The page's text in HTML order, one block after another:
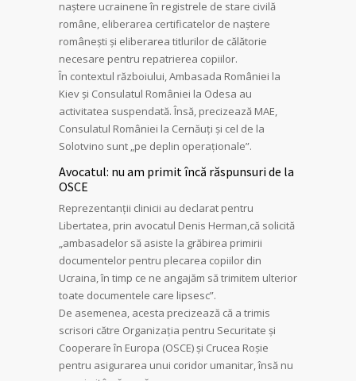
naștere ucrainene în registrele de stare civilă
române, eliberarea certificatelor de naștere
românești și eliberarea titlurilor de călătorie
necesare pentru repatrierea copiilor.
În contextul războiului, Ambasada României la
Kiev și Consulatul României la Odesa au
activitatea suspendată. Însă, precizează MAE,
Consulatul României la Cernăuți și cel de la
Solotvino sunt „pe deplin operaționale”.
Avocatul: nu am primit încă răspunsuri de la
OSCE
Reprezentanții clinicii au declarat pentru
Libertatea, prin avocatul Denis Herman,că solicită
„ambasadelor să asiste la grăbirea primirii
documentelor pentru plecarea copiilor din
Ucraina, în timp ce ne angajăm să trimitem ulterior
toate documentele care lipsesc”.
De asemenea, acesta precizează că a trimis
scrisori către Organizaţia pentru Securitate şi
Cooperare în Europa (OSCE) și Crucea Roșie
pentru asigurarea unui coridor umanitar, însă nu